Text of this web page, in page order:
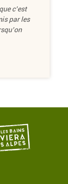
c’est
par les